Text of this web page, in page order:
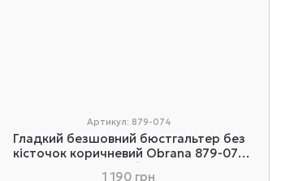
Артикул: 879-074
Гладкий безшовний бюстгальтер без
кісточок коричневий Obrana 879-074
1 190 грн